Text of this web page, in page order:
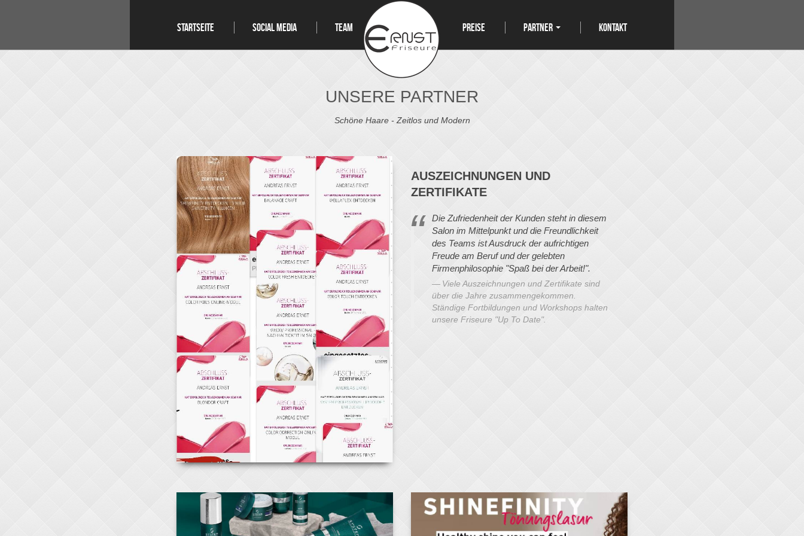
STARTSEITE SOCIAL MEDIA TEAM PREISE PARTNER KONTAKT
UNSERE PARTNER
Schöne Haare - Zeitlos und Modern
AUSZEICHNUNGEN UND
ZERTIFIKATE
Die Zufriedenheit der Kunden steht in diesem
Salon im Mittelpunkt und die Freundlichkeit
des Teams ist Ausdruck der aufrichtigen
Freude am Beruf und der gelebten
Firmenphilosophie "Spaß bei der Arbeit!".
Viele Auszeichnungen und Zertifikate sind
über die Jahre zusammengekommen.
Ständige Fortbildungen und Workshops halten
unsere Friseure "Up To Date".